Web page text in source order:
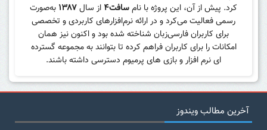
کرد. پیش از آن، این پروژه با نامسافت۴ از سال۱۳۸۷ به‌صورت
رسمی فعالیت می‌کرد و در ارائه نرم‌افزارهای کاربردی و تخصصی
برای کاربران فارسی‌زبان شناخته شده بود و اکنون نیز همان
امکانات را برای کاربران فراهم کرده تا بتوانند به مجموعه گسترده
ای نرم افزار و بازی های پرمیوم دسترسی داشته باشند.
آخرین مطالب ویندوز